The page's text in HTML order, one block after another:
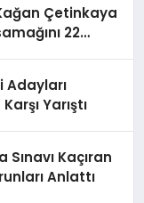
Çetinkaya
22
Adayları
Yarıştı
Sınavı Kaçıran
Anlattı